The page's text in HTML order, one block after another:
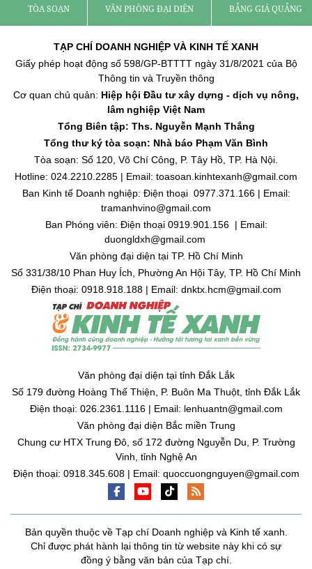
TÒA SOẠN VĂN PHÒNG ĐẠI DIỆN BẢNG GIÁ QUẢNG
TẠP CHÍ DOANH NGHIỆP VÀ KINH TẾ XANH
Giấy phép hoạt động số 598/GP-BTTTT ngày 31/8/2021 của Bộ
Thông tin và Truyền thông
Cơ quan chủ quản: Hiệp hội Đầu tư xây dựng - dịch vụ nông,
lâm nghiệp Việt Nam
Tổng Biên tập: Ths. Nguyễn Mạnh Thắng
Tổng thư ký tòa soạn: Nhà báo Phạm Văn Bình
Tòa soạn: Số 120, Võ Chí Công, P. Tây Hồ, TP. Hà Nội.
Hotline: 024.2210.2285 | Email: toasoan.kinhtexanh@gmail.com
Ban Kinh tế Doanh nghiệp: Điện thoại 0977.371.166 | Email:
tramanhvino@gmail.com
Ban Phóng viên: Điện thoại 0919.901.156 | Email:
duongldxh@gmail.com
Văn phòng đại diện tại TP. Hồ Chí Minh
Số 331/38/10 Phan Huy Ích, Phường An Hội Tây, TP. Hồ Chí Minh
Điện thoại: 0918.918.188 | Email: dnktx.hcm@gmail.com
Văn phòng đại diện tại tỉnh Đắk Lắk
Số 179 đường Hoàng Thế Thiện, P. Buôn Ma Thuột, tỉnh Đắk Lắk
Điện thoại: 026.2361.1116 | Email: lenhuantn@gmail.com
Văn phòng đại diện Bắc miền Trung
Chung cư HTX Trung Đô, số 172 đường Nguyễn Du, P. Trường
Vinh, tỉnh Nghệ An
Điện thoại: 0918.345.608 | Email: quoccuongnguyen@gmail.com
Bản quyền thuộc về Tạp chí Doanh nghiệp và Kinh tế xanh.
Chỉ được phát hành lại thông tin từ website này khi có sự
đồng ý bằng văn bản của Tạp chí.